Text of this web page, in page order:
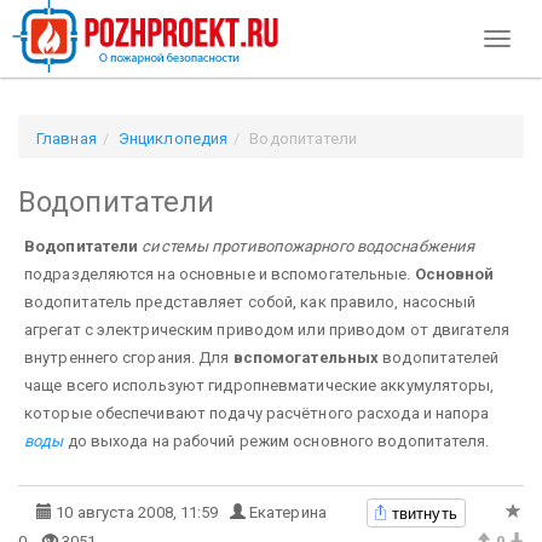
Главная Энциклопедия Водопитатели
Водопитатели
Водопитатели системы противопожарного водоснабжения
подразделяются на основные и вспомогательные. Основной
водопитатель представляет собой, как правило, насосный
агрегат с электрическим приводом или приводом от двигателя
внутреннего сгорания. Для вспомогательных водопитателей
чаще всего используют гидропневматические аккумуляторы,
которые обеспечивают подачу расчётного расхода и напора
водыдо выхода на рабочий режим основного водопитателя.
10 августа 2008, 11:59 Екатерина твитнуть